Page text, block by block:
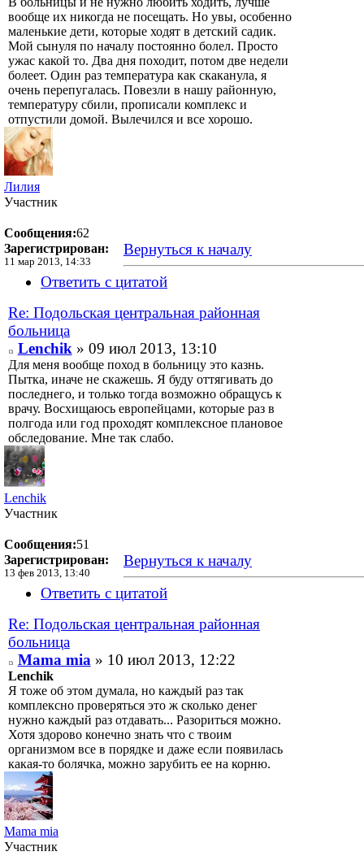
вообще их никогда не посещать. Но увы, особенно
маленькие дети, которые ходят в детский садик.
Мой сынуля по началу постоянно болел. Просто
ужас какой то. Два дня походит, потом две недели
болеет. Один раз температура как скаканула, я
очень перепугалась. Повезли в нашу районную,
температуру сбили, прописали комплекс и
отпустили домой. Вылечился и все хорошо.
Лилия
Участник
Сообщения:62
Зарегистрирован:
11 мар 2013, 14:33
Вернуться к началу
Ответить с цитатой
Re: Подольская центральная районная
больница
Lenchik» 09 июл 2013, 13:10
Для меня вообще поход в больницу это казнь.
Пытка, иначе не скажешь. Я буду оттягивать до
последнего, и только тогда возможно обращусь к
врачу. Восхищаюсь европейцами, которые раз в
полгода или год проходят комплексное плановое
обследование. Мне так слабо.
Lenchik
Участник
Сообщения:51
Зарегистрирован:
13 фев 2013, 13:40
Вернуться к началу
Ответить с цитатой
Re: Подольская центральная районная
больница
Mama mia» 10 июл 2013, 12:22
Lenchik
Я тоже об этом думала, но каждый раз так
комплексно проверяться это ж сколько денег
нужно каждый раз отдавать... Разориться можно.
Хотя здорово конечно знать что с твоим
организмом все в порядке и даже если появилась
какая-то болячка, можно зарубить ее на корню.
Mama mia
Участник